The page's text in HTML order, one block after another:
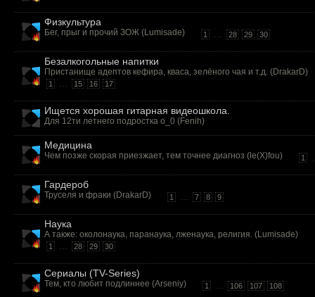
Физкультура
Бег, прыг и прочий ЗОЖ (Lumisade) 1 28 29 30
Безалкогольные напитки
Пристанище адептов кефира, кваса, зелёного чая и т.д. (DrakarD)
1 15 16 17
Ищется хорошая гитарная видеошкола.
Для 12ти летнего подростка о_0 (Fenih)
Медицина
Чем позже скорая приезжает, тем точнее диагноз (le(X)fou) 1
Гардероб
Труселя и фраки (DrakarD) 1 7 8 9
Наука
А также: околонаука, паранаука, лженаука, религия. (Lumisade)
1 28 29 30
Сериалы (TV-Series)
Тем, кто любит подлиннее (Arseniy) 1 106 107 108